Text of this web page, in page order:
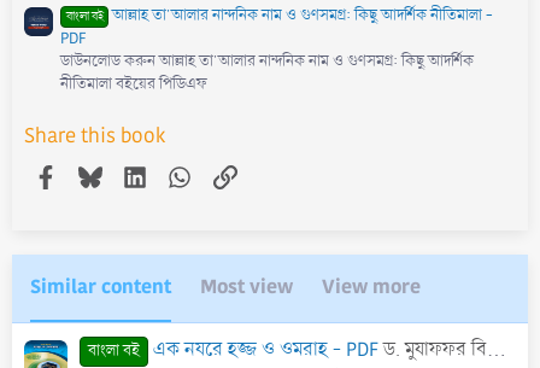
বাংলা বই আল্লাহ তা'আলার নান্দনিক নাম ও গুণসমগ্র: কিছু আদর্শিক নীতিমালা -
PDF
ডাউনলোড করুন আল্লাহ তা'আলার নান্দনিক নাম ও গুণসমগ্র: কিছু আদর্শিক
নীতিমালা বইয়ের পিডিএফ
Share this book
Facebook
BlueskyLinkedInWhatsApp
Link
Similar content Most view View more
বাংলা বই এক নযরে হজ্জ ও ওমরাহ - PDFড. মুযাফফর বিন মুহসিন